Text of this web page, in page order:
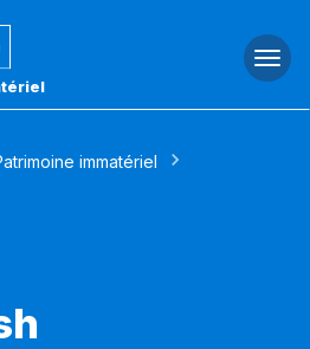
immatériel